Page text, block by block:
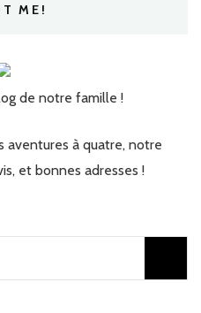
ME!
de notre famille !
aventures à quatre, notre
et bonnes adresses !